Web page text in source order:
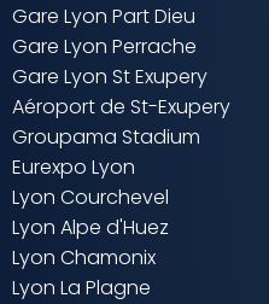
Gare Lyon Part Dieu
Gare Lyon Perrache
Gare Lyon St Exupery
Aéroport de St-Exupery
Groupama Stadium
Eurexpo Lyon
Lyon Courchevel
Lyon Alpe d'Huez
Lyon Chamonix
Lyon La Plagne